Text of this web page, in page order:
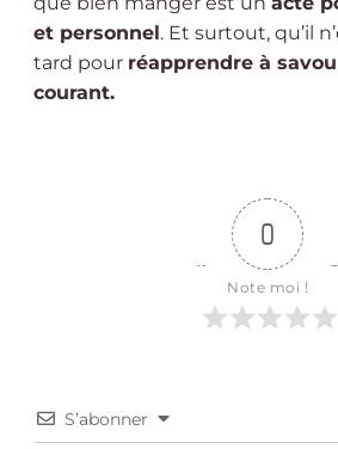
et personnel. Et surtout, qu’il
tard pour réapprendre à
courant.
0
Note moi !
S’abonner